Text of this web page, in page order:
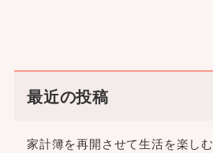
最近の投稿
家計簿を再開させて生活を楽しむ